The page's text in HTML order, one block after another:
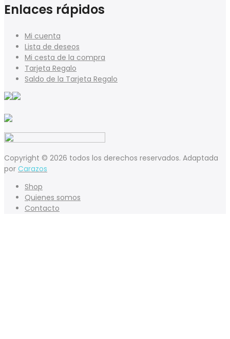
Enlaces rápidos
Mi cuenta
Lista de deseos
Mi cesta de la compra
Tarjeta Regalo
Saldo de la Tarjeta Regalo
Copyright © 2026 todos los derechos reservados. Adaptada
por Carazos
Shop
Quienes somos
Contacto